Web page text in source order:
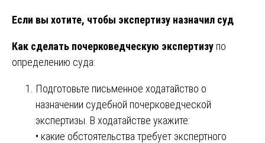
Если вы хотите, чтобы экспертизу назначил суд
Как сделать почерковедческую экспертизу по
определению суда:
Подготовьте письменное ходатайство о
назначении судебной почерковедческой
экспертизы. В ходатайстве укажите:
• какие обстоятельства требует экспертного